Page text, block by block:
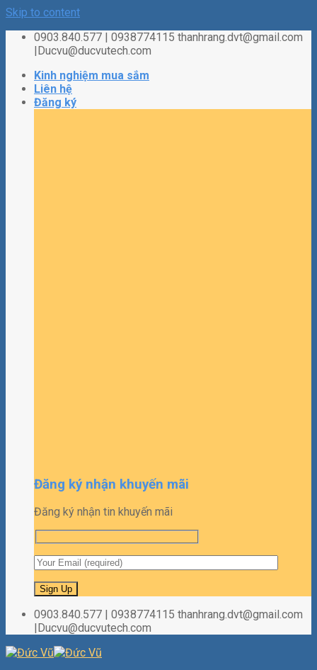
Skip to content
0903.840.577 | 0938774115 thanhrang.dvt@gmail.com
|Ducvu@ducvutech.com
Kinh nghiệm mua sắm
Liên hệ
Đăng ký
Đăng ký nhận khuyến mãi
Đăng ký nhận tin khuyến mãi
0903.840.577 | 0938774115 thanhrang.dvt@gmail.com
|Ducvu@ducvutech.com